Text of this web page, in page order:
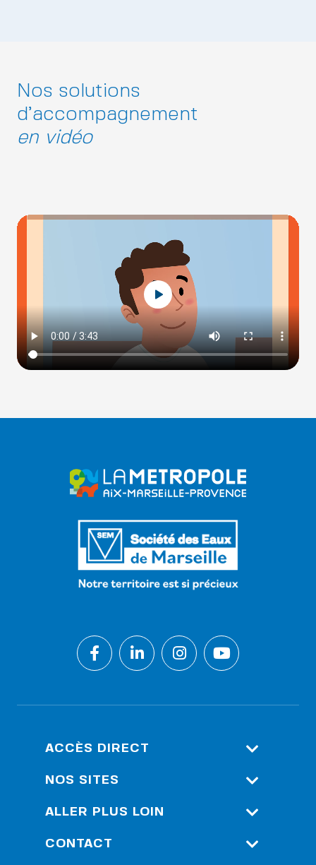
Nos solutions
d’accompagnement
en vidéo
ACCÈS DIRECT
Espace Client
Service Acceo
NOS SITES
Société Des Eaux De
ALLER PLUS LOIN
Nos Solutions Et Outils
CONTACT